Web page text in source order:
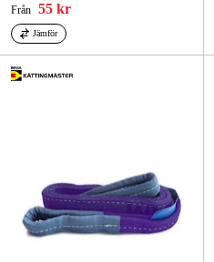
FAQ
Från 55 kr
Jämför